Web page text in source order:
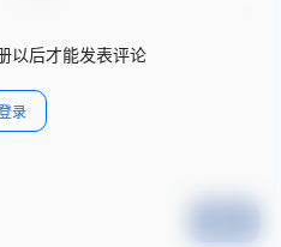
以后才能发表评论
录